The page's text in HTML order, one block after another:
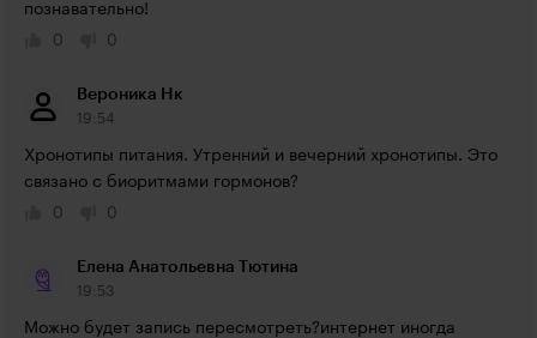
познавательно!
0
0
Вероника Нк
19:54
Хронотипы питания. Утренний и вечерний хронотипы. Это
связано с биоритмами гормонов?
0
0
Елена Анатольевна Тютина
19:53
Можно будет запись пересмотреть?интернет иногда